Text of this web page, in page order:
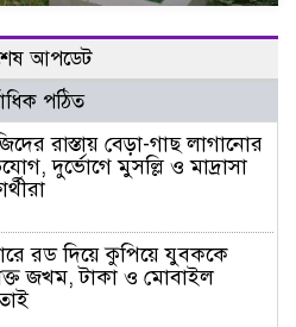
আপডেট
পঠিত
রাস্তায় বেড়া-গাছ লাগানোর
দুর্ভোগে মুসল্লি ও মাদ্রাসা
রড দিয়ে কুপিয়ে যুবককে
জখম, টাকা ও মোবাইল